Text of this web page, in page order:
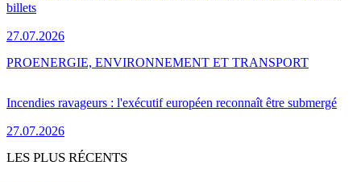
billets
27.07.2026
Incendies ravageurs : l'exécutif européen reconnaît être submergé
27.07.2026
PROENERGIE, ENVIRONNEMENT ET TRANSPORT
LES PLUS RÉCENTS